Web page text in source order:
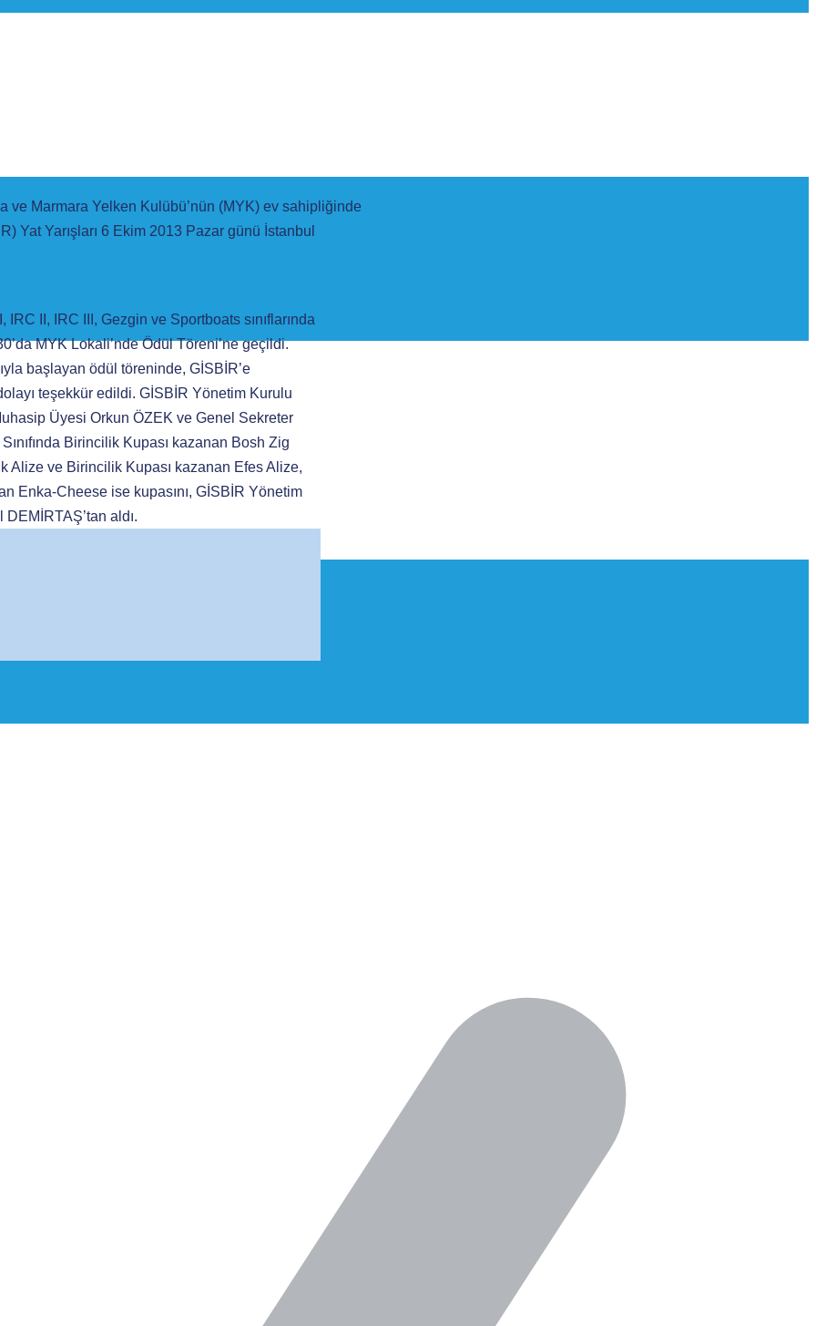
Marmara Yelken Kulübü’nün (MYK) ev sahipliğinde
Yat Yarışları 6 Ekim 2013 Pazar günü İstanbul
IRC II, IRC III, Gezgin ve Sportboats sınıflarında
MYK Lokali’nde Ödül Töreni’ne geçildi.
başlayan ödül töreninde, GİSBİR’e
teşekkür edildi. GİSBİR Yönetim Kurulu
Üyesi Orkun ÖZEK ve Genel Sekreter
Birincilik Kupası kazanan Bosh Zig
Alize ve Birincilik Kupası kazanan Efes Alize,
Enka-Cheese ise kupasını, GİSBİR Yönetim
aldı.